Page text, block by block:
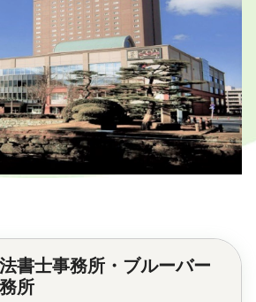
書士事務所・ブルーバー
所